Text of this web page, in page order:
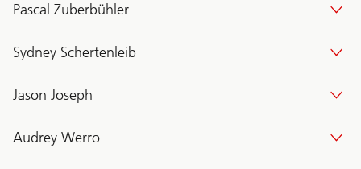
Pascal Zuberbühler
Sydney Schertenleib
Jason Joseph
Audrey Werro